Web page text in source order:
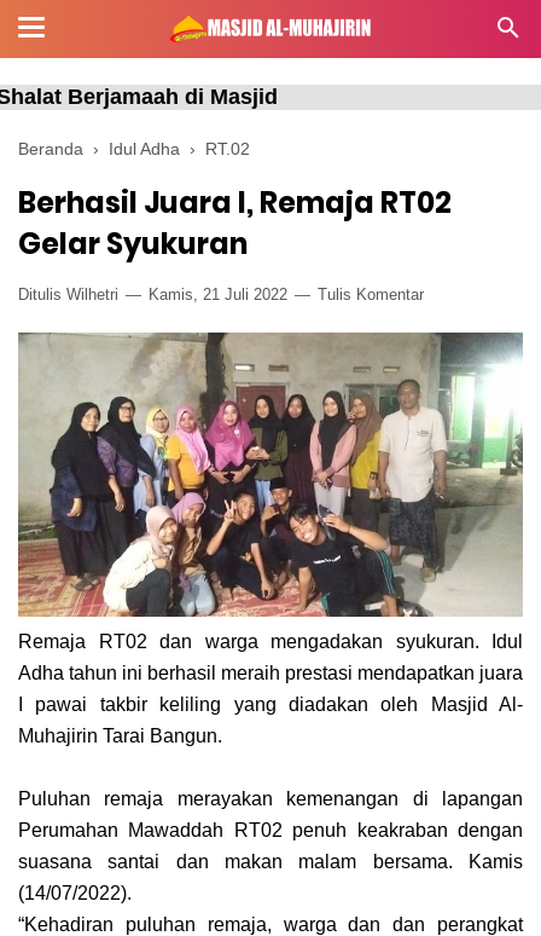
Beranda › Idul Adha › RT.02
Berhasil Juara I, Remaja RT02
Gelar Syukuran
Ditulis Wilhetri Kamis, 21 Juli 2022 Tulis Komentar
Remaja RT02 dan warga mengadakan syukuran. Idul
Adha tahun ini berhasil meraih prestasi mendapatkan juara
I pawai takbir keliling yang diadakan oleh Masjid Al-
Muhajirin Tarai Bangun.
Puluhan remaja merayakan kemenangan di lapangan
Perumahan Mawaddah RT02 penuh keakraban dengan
suasana santai dan makan malam bersama. Kamis
(14/07/2022).
“Kehadiran puluhan remaja, warga dan dan perangkat